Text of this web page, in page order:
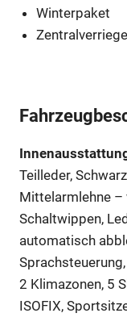
Winterpaket
Teilleder,
Mittelarmlehne –
Schaltwippen,
automatisch
2 Klimazonen, 5
ISOFIX,